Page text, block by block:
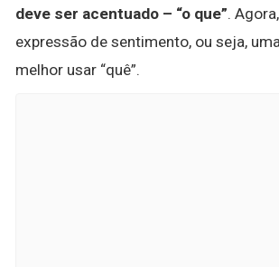
deve ser acentuado – “o que”.
expressão de sentimento, ou seja,
melhor usar “quê”.